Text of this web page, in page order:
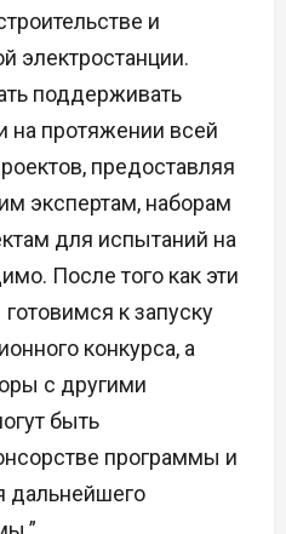
и
электростанции.
поддерживать
на протяжении всей
предоставляя
экспертам, наборам
для испытаний на
После того как эти
к запуску
конкурса, а
с другими
быть
программы и
дальнейшего